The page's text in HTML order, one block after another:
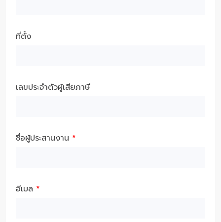
ที่ตั้ง
เลขประจำตัวผู้เสียภาษี
ชื่อผู้ประสานงาน *
อีเมล *